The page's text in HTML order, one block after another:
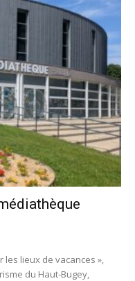
les lieux de vacances »,
du Haut-Bugey,